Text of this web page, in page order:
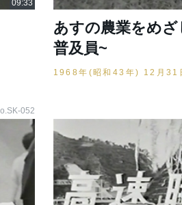
あすの農業をめざ
普及員~
1968年(昭和43年) 12月31
052